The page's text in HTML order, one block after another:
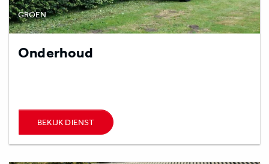
GROEN
Onderhoud
BEKIJK DIENST